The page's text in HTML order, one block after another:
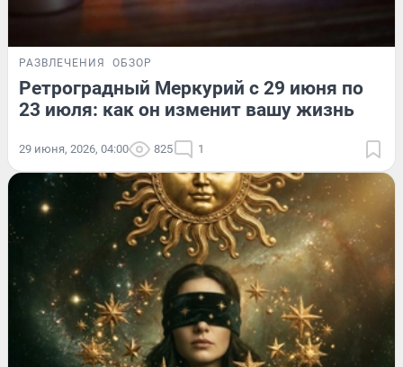
РАЗВЛЕЧЕНИЯ ОБЗОР
Ретроградный Меркурий с 29 июня по
23 июля: как он изменит вашу жизнь
29 июня, 2026, 04:00 825 1